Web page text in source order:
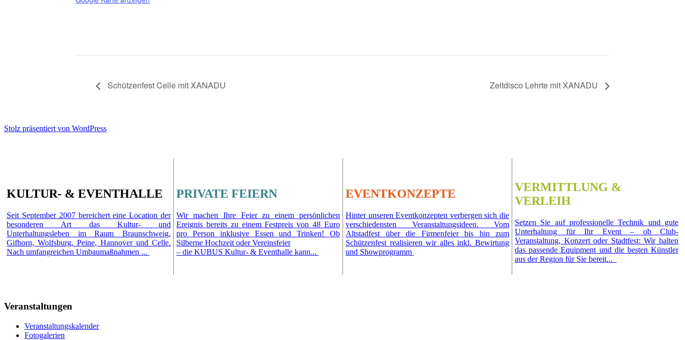
Schützenfest Celle mit XANADU Zeltdisco Lehrte mit XANADU
Stolz präsentiert von WordPress
KULTUR- & EVENTHALLE
Seit September 2007 bereichert eine Location der
besonderen Art das Kultur- und
Unterhaltungsleben im Raum Braunschweig,
Gifhorn, Wolfsburg, Peine, Hannover und Celle.
Nach umfangreichen Umbaumaßnahmen ...
PRIVATE FEIERN
Wir machen Ihre Feier zu einem persönlichen
Ereignis bereits zu einem Festpreis von 48 Euro
pro Person inklusive Essen und Trinken! Ob
Silberne Hochzeit oder Vereinsfeier
– die KUBUS Kultur- & Eventhalle kann...
EVENTKONZEPTE
Hinter unseren Eventkonzepten verbergen sich die
verschiedensten Veranstaltungsideen. Vom
Altstadfest über die Firmenfeier bis hin zum
Schützenfest realisieren wir alles inkl. Bewirtung
und Showprogramm
VERMITTLUNG &
VERLEIH
Setzen Sie auf professionelle Technik und gute
Unterhaltung für Ihr Event – ob Club-
Veranstaltung, Konzert oder Stadtfest: Wir halten
das passende Equipment und die besten Künstler
aus der Region für Sie bereit...
Veranstaltungen
Veranstaltungskalender
Fotogalerien